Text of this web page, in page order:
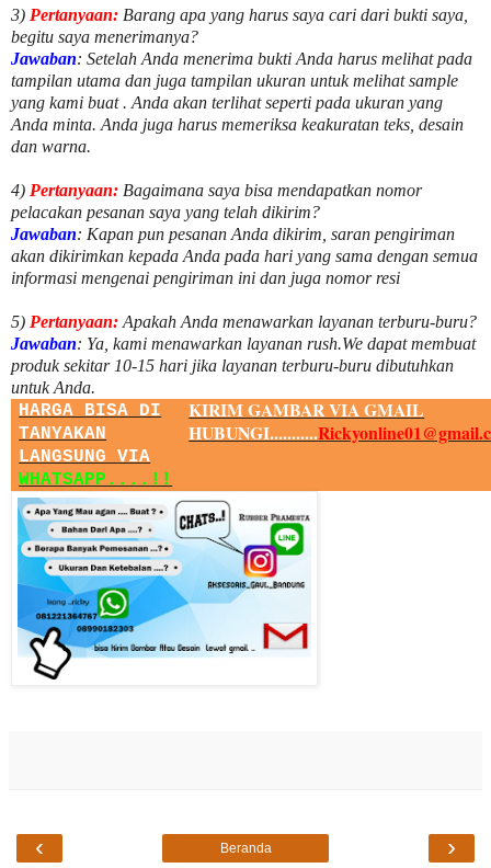
3) Pertanyaan: Barang apa yang harus saya cari dari bukti saya,
begitu saya menerimanya?
Jawaban: Setelah Anda menerima bukti Anda harus melihat pada
tampilan utama dan juga tampilan ukuran untuk melihatsample
yang kami buat . Anda akan terlihat seperti pada ukuran yang
Anda minta. Anda juga harus memeriksa keakuratan teks, desain
dan warna.
4) Pertanyaan: Bagaimana saya bisa mendapatkan nomor
pelacakan pesanan saya yang telah dikirim?
Jawaban: Kapan pun pesanan Anda dikirim, saran pengiriman
akan dikirimkan kepada Anda pada hari yang sama dengan semua
informasi mengenai pengiriman ini dan juga nomorresi
5) Pertanyaan: Apakah Anda menawarkan layanan terburu-buru?
Jawaban: Ya, kami menawarkan layanan rush.We dapat membuat
produk sekitar 10-15 hari jika layanan terburu-buru dibutuhkan
untuk Anda.
HARGA BISA DI
TANYAKAN
LANGSUNG VIA
WHATSAPP....!!
KIRIM GAMBAR VIA GMAIL
HUBUNGI...........
‹ ›
Beranda